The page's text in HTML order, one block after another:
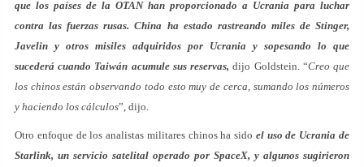
que los países de la OTAN han proporcionado a Ucrania para luchar
contra las fuerzas rusas. China ha estado rastreando miles de Stinger,
Javelin y otros misiles adquiridos por Ucrania y sopesando lo que
sucederá cuando Taiwán acumule sus reservas, dijo Goldstein. “Creo que
los chinos están observando todo esto muy de cerca, sumando los números
y haciendo los cálculos”, dijo.
Otro enfoque de los analistas militares chinos ha sido el uso de Ucrania de
Starlink, un servicio satelital operado por SpaceX, y algunos sugirieron